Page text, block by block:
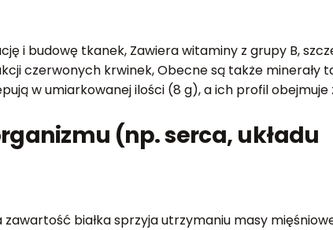
i budowę tkanek, Zawiera witaminy z grupy B,
czerwonych krwinek, Obecne są także minerały
w umiarkowanej ilości (8 g), a ich profil obejmuje
(np. serca, układu
białka sprzyja utrzymaniu masy